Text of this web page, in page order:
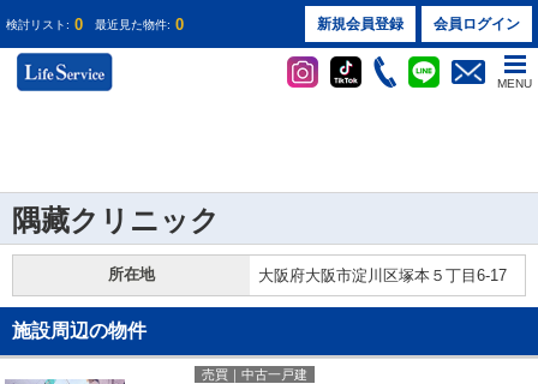
検討リスト: 0 最近見た物件: 0 新規会員登録 会員ログイン
MENU
隅藏クリニック
所在地 大阪府大阪市淀川区塚本５丁目6-17
施設周辺の物件
売買｜中古一戸建